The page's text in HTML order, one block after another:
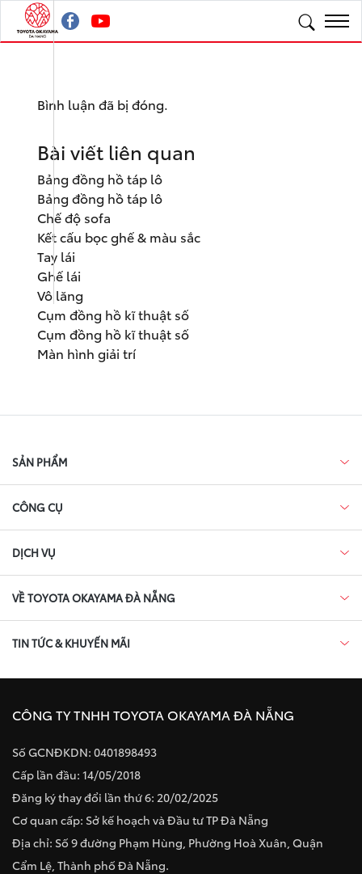
Bình luận đã bị đóng.
Bài viết liên quan
Bảng đồng hồ táp lô
Bảng đồng hồ táp lô
Chế độ sofa
Kết cấu bọc ghế & màu sắc
Tay lái
Ghế lái
Vô lăng
Cụm đồng hồ kĩ thuật số
Cụm đồng hồ kĩ thuật số
Màn hình giải trí
SẢN PHẨM
CÔNG CỤ
DỊCH VỤ
VỀ TOYOTA OKAYAMA ĐÀ NẴNG
TIN TỨC & KHUYẾN MÃI
CÔNG TY TNHH TOYOTA OKAYAMA ĐÀ NẴNG
Số GCNĐKDN: 0401898493
Cấp lần đầu: 14/05/2018
Đăng ký thay đổi lần thứ 6: 20/02/2025
Cơ quan cấp: Sở kế hoạch và Đầu tư TP Đà Nẵng
Địa chỉ: Số 9 đường Phạm Hùng, Phường Hoà Xuân, Quận
Cẩm Lệ, Thành phố Đà Nẵng.